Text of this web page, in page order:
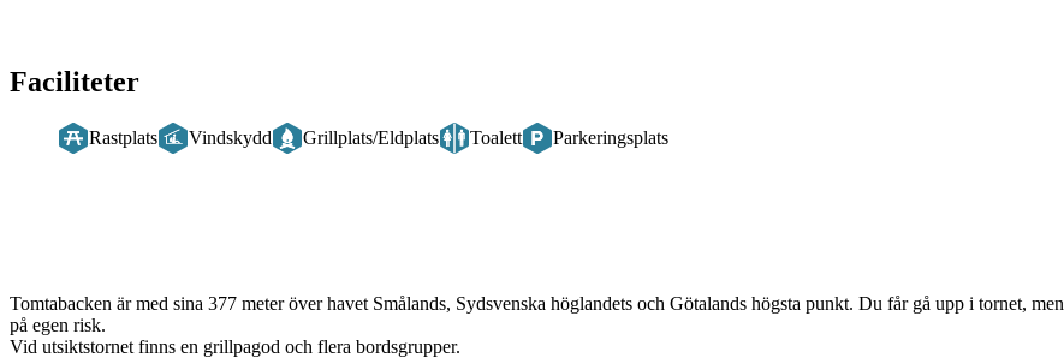
Faciliteter
Rastplats Vindskydd Grillplats/Eldplats Toalett Parkeringsplats
Tomtabacken är med sina 377 meter över havet Smålands, Sydsvenska höglandets och Götalands högsta punkt. Du får gå upp i tornet, men
på egen risk.
Vid utsiktstornet finns en grillpagod och flera bordsgrupper.